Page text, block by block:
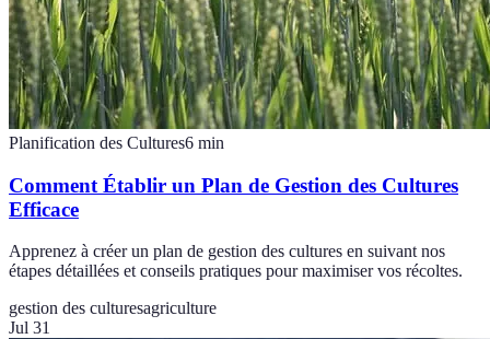
Planification des Cultures6 min
Comment Établir un Plan de Gestion des Cultures
Efficace
Apprenez à créer un plan de gestion des cultures en suivant nos
étapes détaillées et conseils pratiques pour maximiser vos récoltes.
gestion des culturesagriculture
Jul 31